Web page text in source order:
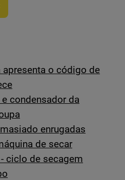
apresenta o código de
condensador da
enrugadas
de secar
ciclo de secagem